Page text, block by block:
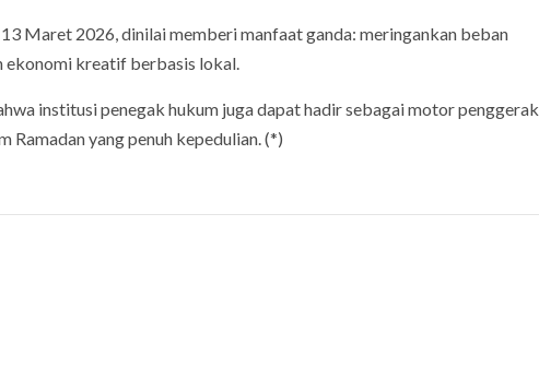
Maret 2026, dinilai memberi manfaat ganda: meringankan beban
ekonomi kreatif berbasis lokal.
institusi penegak hukum juga dapat hadir sebagai motor penggerak
yang penuh kepedulian. (*)